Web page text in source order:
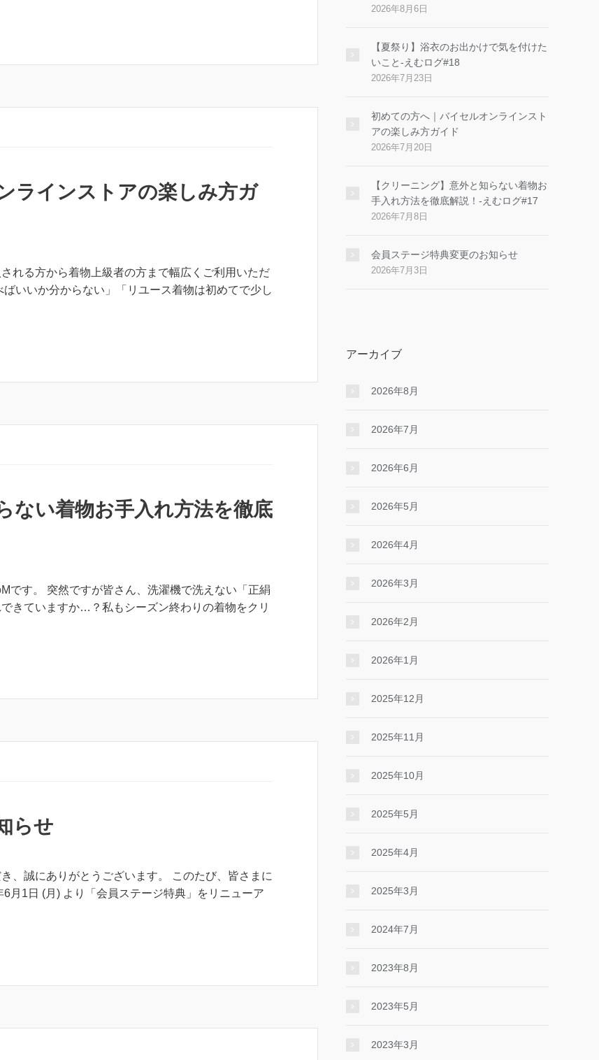
ラインストアの楽しみ方ガ
れる方から着物上級者の方まで幅広くご利用いただ
いいか分からない」「リユース着物は初めてで少し
ない着物お手入れ方法を徹底
です。 突然ですが皆さん、洗濯機で洗えない「正絹
きていますか…？私もシーズン終わりの着物をクリ
らせ
、誠にありがとうございます。 このたび、皆さまに
月1日 (月) より「会員ステージ特典」をリニューア
2026年8月6日
【夏祭り】浴衣のお出かけで気を付けた
いこと-えむログ#18
2026年7月23日
初めての方へ｜バイセルオンラインスト
アの楽しみ方ガイド
2026年7月20日
【クリーニング】意外と知らない着物お
手入れ方法を徹底解説！-えむログ#17
2026年7月8日
会員ステージ特典変更のお知らせ
2026年7月3日
アーカイブ
2026年8月
2026年7月
2026年6月
2026年5月
2026年4月
2026年3月
2026年2月
2026年1月
2025年12月
2025年11月
2025年10月
2025年5月
2025年4月
2025年3月
2024年7月
2023年8月
2023年5月
2023年3月